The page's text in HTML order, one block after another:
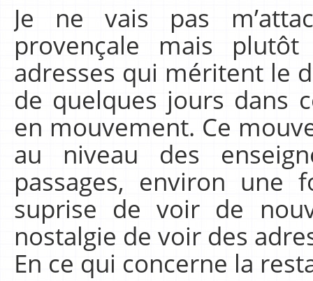
Je ne vais pas
provençale mais
adresses qui méritent le
de quelques jours dans
en mouvement. Ce
au niveau des
passages, environ une
suprise de voir de
nostalgie de voir des
En ce qui concerne la